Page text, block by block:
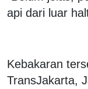
api dari luar
Kebakaran
TransJakarta,